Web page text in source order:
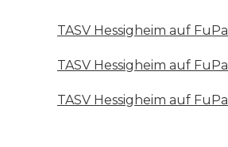
TASV Hessigheim auf FuPa
TASV Hessigheim auf FuPa
TASV Hessigheim auf FuPa